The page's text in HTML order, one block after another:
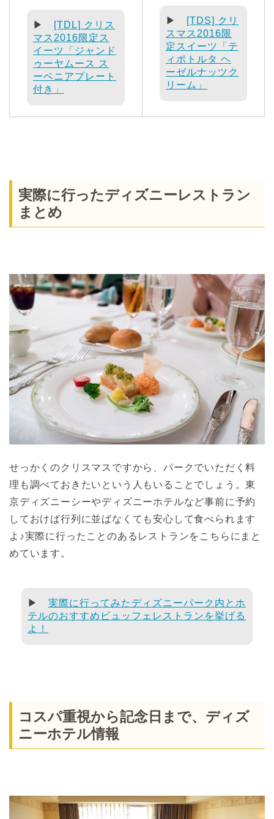
▶
[TDL] クリス
マス2016限定ス
イーツ「ジャンド
ゥーヤムース ス
ーベニアプレート
付き」
▶
[TDS] クリ
スマス2016限
定スイーツ「テ
ィポトルタ ヘ
ーゼルナッツク
リーム」
実際に行ったディズニーレストラン
まとめ
せっかくのクリスマスですから、パークでいただく料
理も調べておきたいという人もいることでしょう。東
京ディズニーシーやディズニーホテルなど事前に予約
しておけば行列に並ばなくても安心して食べられます
よ♪実際に行ったことのあるレストランをこちらにまと
めています。
▶ 実際に行ってみたディズニーパーク内とホ
テルのおすすめビュッフェレストランを挙げる
よ！
コスパ重視から記念日まで、ディズ
ニーホテル情報